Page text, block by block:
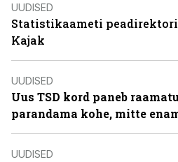
UUDISED
Statistikaameti
Kajak
UUDISED
Uus TSD kord paneb
parandama kohe, mitte
UUDISED